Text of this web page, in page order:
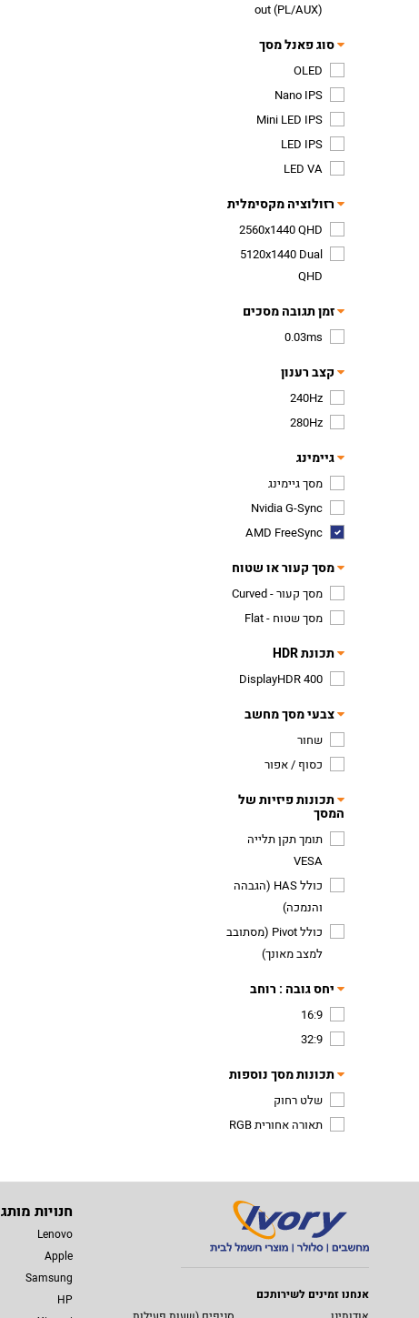
out (PL/AUX)
סוג פאנל מסך
OLED
Nano IPS
Mini LED IPS
LED IPS
LED VA
רזולוציה מקסימלית
2560x1440 QHD
5120x1440 Dual
QHD
זמן תגובה מסכים
0.03ms
קצב רענון
240Hz
280Hz
גיימינג
מסך גיימינג
Nvidia G-Sync
AMD FreeSync
מסך קעור או שטוח
מסך קעור - Curved
מסך שטוח - Flat
תכונת HDR
DisplayHDR 400
צבעי מסך מחשב
שחור
כסוף / אפור
תכונות פיזיות של
המסך
תומך תקן תלייה
VESA
כולל HAS (הגבהה
והנמכה)
כולל Pivot (מסתובב
למצב מאונך)
יחס גובה : רוחב
16:9
32:9
תכונות מסך נוספות
שלט רחוק
תאורה אחורית RGB
אנחנו זמינים לשירותכם
חנויות מותג
Lenovo
Apple
Samsung
HP